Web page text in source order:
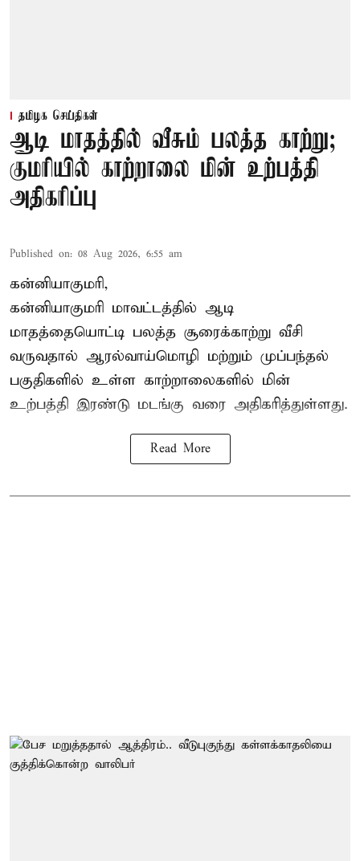
தமிழக செய்திகள்
ஆடி மாதத்தில் வீசும் பலத்த காற்று;
குமரியில் காற்றாலை மின் உற்பத்தி
அதிகரிப்பு
Published on: 08 Aug 2026, 6:55 am
கன்னியாகுமரி,
கன்னியாகுமரி மாவட்டத்தில் ஆடி
மாதத்தையொட்டி பலத்த சூரைக்காற்று வீசி
வருவதால் ஆரல்வாய்மொழி மற்றும் முப்பந்தல்
பகுதிகளில் உள்ள காற்றாலைகளில் மின்
உற்பத்தி இரண்டு மடங்கு வரை அதிகரித்துள்ளது.
Read More